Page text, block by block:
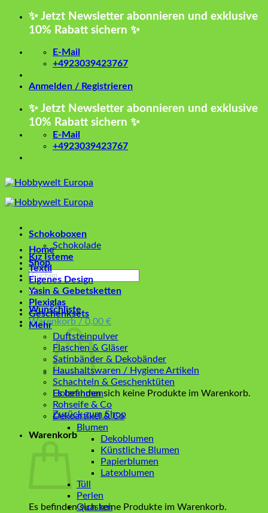
Zum
✨ Jetzt Newsletter abonnieren und exklusive
10% Rabatt sichern ✨
E-Mail
+4923039423767
Anmelden / Registrieren
✨ Jetzt Newsletter abonnieren und exklusive
10% Rabatt sichern ✨
E-Mail
+4923039423767
Home
Shop
Suchen
nach:
Wunschliste
Warenkorb / 0,00 €
Es befinden sich keine Produkte im Warenkorb.
Zurück zum Shop
Warenkorb
Es befinden sich keine Produkte im Warenkorb.
Schokoboxen
Schokolade
Kız İsteme
Textil
Eigenes Design
Yasin & Gebetsketten
Plexiglas
Geschenksets
Mehr
Duftsteinpulver
Flaschen & Gläser
Satinbänder & Dekobänder
Haushaltswaren / Hygiene Artikeln
Schachteln & Geschenktüten
Holzrahmen
Rohseife & Co
Dekoartikel & Co
Blumen
Dekoblumen
Künstliche Blumen
Papierblumen
Latexblumen
Tüll
Perlen
Quasten